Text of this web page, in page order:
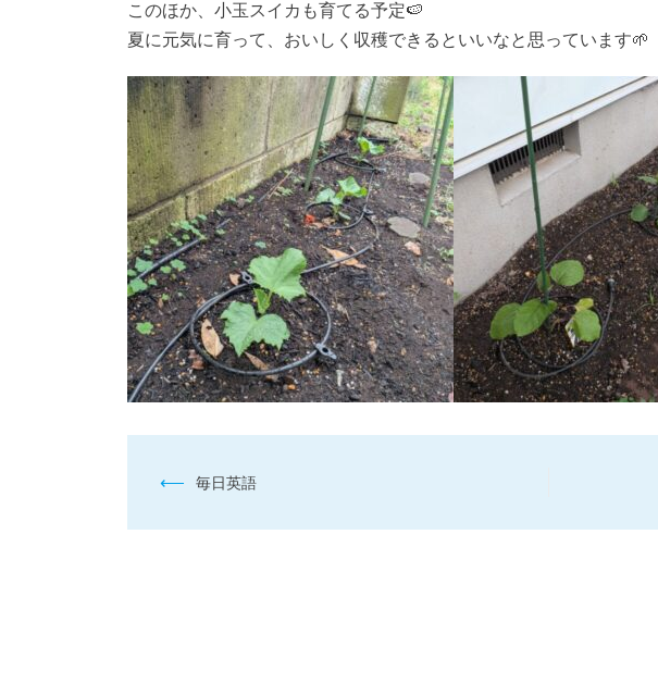
このほか、小玉スイカも育てる予定🍉
夏に元気に育って、おいしく収穫できるといいなと思っています🌱
投
ナ
⟵ 毎日英語